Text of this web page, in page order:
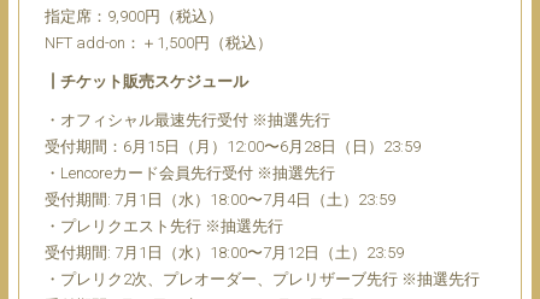
指定席：9,900円（税込）
NFT add-on：＋1,500円（税込）
┃チケット販売スケジュール
・オフィシャル最速先行受付 ※抽選先行
受付期間：6月15日（月）12:00〜6月28日（日）23:59
・Lencoreカード会員先⾏受付 ※抽選先行
受付期間: 7月1日（水）18:00〜7月4日（土）23:59
・プレリクエスト先⾏ ※抽選先行
受付期間: 7月1日（水）18:00〜7月12日（土）23:59
・プレリク2次、プレオーダー、プレリザーブ先行 ※抽選先行